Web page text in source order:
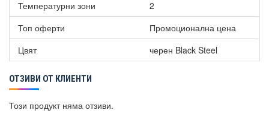
Температурни зони
2
Топ оферти
Промоционална цена
Цвят
черен Black Steel
ОТЗИВИ ОТ КЛИЕНТИ
Този продукт няма отзиви.